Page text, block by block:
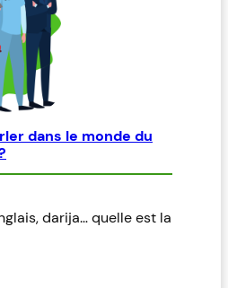
dans le monde du
darija… quelle est la